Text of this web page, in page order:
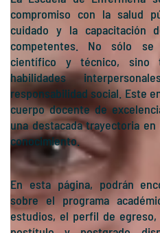
compromiso con la salud
cuidado y la capacitación
competentes. No sólo se
científico y técnico, sino
habilidades
responsabilidad social. Este
cuerpo docente de
una destacada trayectoria
conocimiento.
En esta página, podrán
sobre el programa
estudios, el perfil de